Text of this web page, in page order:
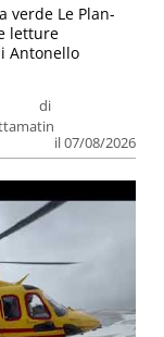
di
il 07/08/2026
verde Le Plan-
letture
Antonello